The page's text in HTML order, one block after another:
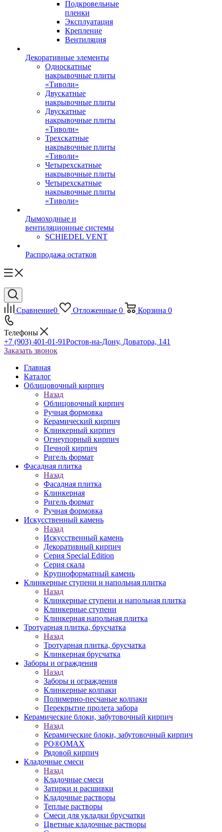
Подкровельные
пленки
Эксплуатация
Крепление
Вентиляция
Декоративные элементы
Односкатные
накрывочные плиты
«Тиволи»
Двускатные
накрывочные плиты
Двускатные
накрывочные плиты
«Тиволи»
Трехскатные
накрывочные плиты
«Тиволи»
Четырехскатные
накрывочные плиты
Четырехскатные
накрывочные плиты
«Тиволи»
Дымоходные и
вентиляционные системы
SCHIEDEL VENT
Распродажа остатков
Сравнение0 Отложенные 0 Корзина 0
Телефоны
+7 (903) 401-01-91Ростов-на-Дону, Доватора, 141
Заказать звонок
Главная
Каталог
Облицовочный кирпич
Назад
Облицовочный кирпич
Ручная формовка
Керамический кирпич
Клинкерный кирпич
Огнеупорный кирпич
Печной кирпич
Ригель формат
Фасадная плитка
Назад
Фасадная плитка
Клинкерная
Ригель формат
Ручная формовка
Искусственный камень
Назад
Искусственный камень
Декоративный кирпич
Серия Special Edition
Серия скала
Крупноформатный камень
Клинкерные ступени и напольная плитка
Назад
Клинкерные ступени и напольная плитка
Клинкерные ступени
Клинкерная напольная плитка
Тротуарная плитка, брусчатка
Назад
Тротуарная плитка, брусчатка
Клинкерная брусчатка
Заборы и ограждения
Назад
Заборы и ограждения
Клинкерные колпаки
Полимерно-песчаные колпаки
Перекрытие пролета забора
Керамические блоки, забутовочный кирпич
Назад
Керамические блоки, забутовочный кирпич
PO®OMAX
Рядовой кирпич
Кладочные смеси
Назад
Кладочные смеси
Затирки и расшивки
Кладочные растворы
Теплые растворы
Смеси для укладки брусчатки
Цветные кладочные растворы